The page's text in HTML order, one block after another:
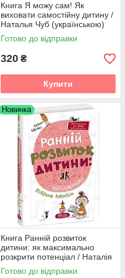
Книга Я можу сам! Як
виховати самостійну дитину /
Наталья Чуб (українською)
Готово до відправки
320 ₴
Купити
Новинка
Книга Ранній розвиток
дитини: як максимально
розкрити потенціал / Наталія
Царенко (українською)
Готово до відправки